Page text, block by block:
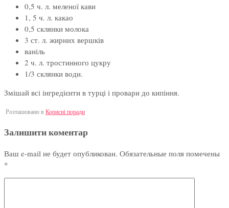
0,5 ч. л. меленої кави
1, 5 ч. л. какао
0,5 склянки молока
3 ст. л. жирних вершків
ваніль
2 ч. л. тростинного цукру
1/3 склянки води.
Змішай всі інгредієнти в турці і провари до кипіння.
Розташовано в Корисні поради
Залишити коментар
Ваш e-mail не будет опубликован. Обязательные поля помечены
*